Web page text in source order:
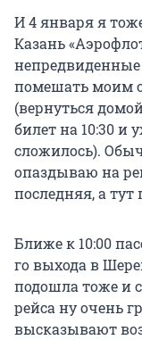
И 4 января я
Казань
помешать моим
(вернуться
билет на 10:30 и
сложилось).
опаздываю на
последняя, а
Ближе к 10:00
го выхода в
подошла тоже и
рейса ну очень
высказывают